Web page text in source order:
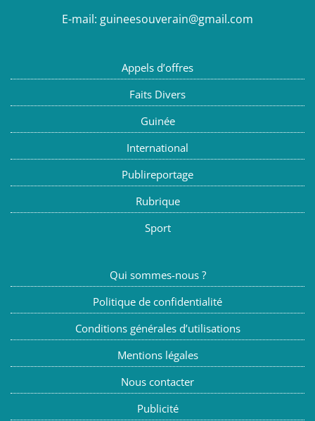
E-mail: guineesouverain@gmail.com
Appels d’offres
Faits Divers
Guinée
International
Publireportage
Rubrique
Sport
Qui sommes-nous ?
Politique de confidentialité
Conditions générales d’utilisations
Mentions légales
Nous contacter
Publicité